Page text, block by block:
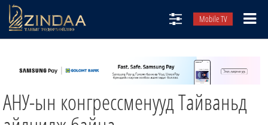
Mobile TV
ТВ8
ӨГЛӨӨНИЙ СОНИН
АУДИО ЗОХИОЛ
АНУ-ын конгрессменууд Тайваньд